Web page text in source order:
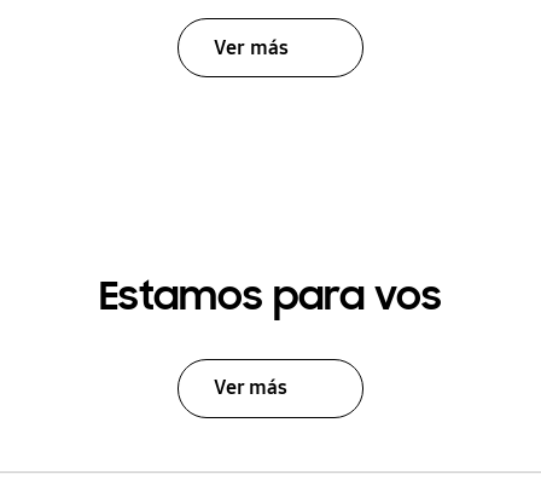
Ver más
Estamos para vos
Ver más